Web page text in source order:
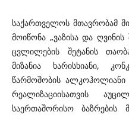
საქართველოს მთავრობამ
მოიწონა „ვაზისა და
ცვლილების შეტანის
მიზანია ხარისხიანი,
წარმოშობის ალკოჰოლიანი
რეალიზაციისათვის
საერთაშორისო ბაზრების